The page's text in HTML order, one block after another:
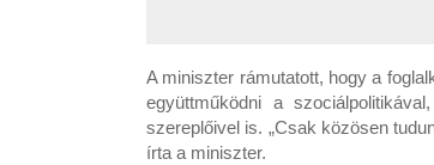
A miniszter rámutatott, hogy a
együttműködni a
szereplőivel is. „Csak közösen
írta a miniszter.